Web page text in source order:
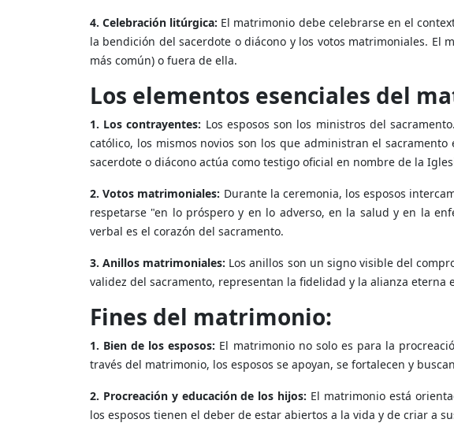
4. Celebración litúrgica: El matrimonio debe celebrarse en el
la bendición del sacerdote o diácono y los votos matrimoniales. El
más común) o fuera de ella.
Los elementos esenciales del
1. Los contrayentes: Los esposos son los ministros del
católico, los mismos novios son los que administran el
sacerdote o diácono actúa como testigo oficial en nombre de la
2. Votos matrimoniales: Durante la ceremonia, los esposos
respetarse "en lo próspero y en lo adverso, en la salud y en la
verbal es el corazón del sacramento.
3. Anillos matrimoniales: Los anillos son un signo visible del
validez del sacramento, representan la fidelidad y la alianza eterna
Fines del matrimonio:
1. Bien de los esposos: El matrimonio no solo es para la
través del matrimonio, los esposos se apoyan, se fortalecen y
2. Procreación y educación de los hijos: El matrimonio está
los esposos tienen el deber de estar abiertos a la vida y de criar a